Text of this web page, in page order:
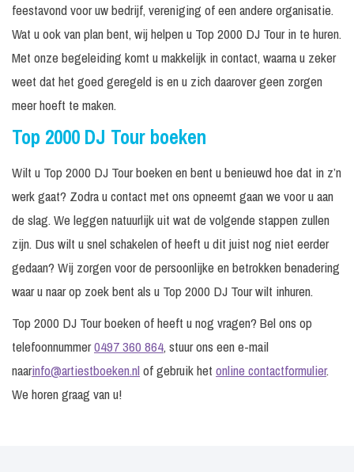
feestavond voor uw bedrijf, vereniging of een andere organisatie.
Wat u ook van plan bent, wij helpen u Top 2000 DJ Tour in te huren.
Met onze begeleiding komt u makkelijk in contact, waarna u zeker
weet dat het goed geregeld is en u zich daarover geen zorgen
meer hoeft te maken.
Top 2000 DJ Tour boeken
Wilt u Top 2000 DJ Tour boeken en bent u benieuwd hoe dat in z’n
werk gaat? Zodra u contact met ons opneemt gaan we voor u aan
de slag. We leggen natuurlijk uit wat de volgende stappen zullen
zijn. Dus wilt u snel schakelen of heeft u dit juist nog niet eerder
gedaan? Wij zorgen voor de persoonlijke en betrokken benadering
waar u naar op zoek bent als u Top 2000 DJ Tour wilt inhuren.
Top 2000 DJ Tour boeken of heeft u nog vragen? Bel ons op
telefoonnummer0497 360 864, stuur ons een e-mail
naarinfo@artiestboeken.nlof gebruik het online contactformulier.
We horen graag van u!